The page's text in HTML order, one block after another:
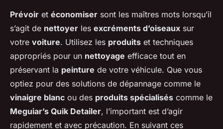
Prévoir et économiser sont les maîtres mots lorsqu’il
s’agit de nettoyer les excréments d’oiseaux sur
votre voiture. Utilisez les produits et techniques
appropriés pour un nettoyage efficace tout en
préservant la peinture de votre véhicule. Que vous
optiez pour des solutions de dépannage comme le
vinaigre blanc ou des produits spécialisés comme le
Meguiar’s Quik Detailer, l’important est d’agir
rapidement et avec précaution. En suivant ces